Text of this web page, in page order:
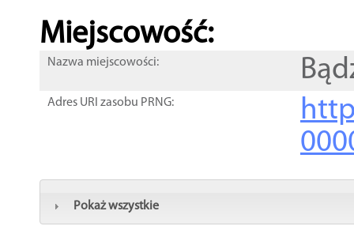
Miejscowość:
Nazwa miejscowości:
Adres URI zasobu PRNG:
Pokaż wszystkie